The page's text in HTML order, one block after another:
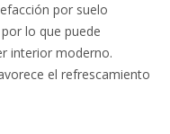
por suelo
lo que puede
interior moderno.
el refrescamiento